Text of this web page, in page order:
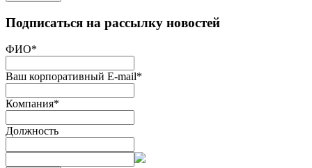
Подписаться на рассылку новостей
ФИО*
Ваш корпоративный E-mail*
Компания*
Должность